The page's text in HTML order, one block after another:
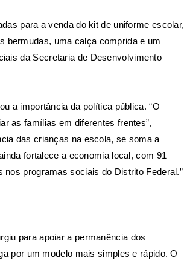
para a venda do kit de uniforme escolar,
bermudas, uma calça comprida e um
da Secretaria de Desenvolvimento
a importância da política pública. “O
as famílias em diferentes frentes”,
das crianças na escola, se soma a
fortalece a economia local, com 91
programas sociais do Distrito Federal.”
para apoiar a permanência dos
por um modelo mais simples e rápido. O